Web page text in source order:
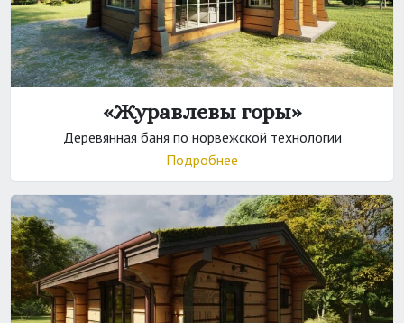
«Журавлевы горы»
Деревянная баня по норвежской технологии
Подробнее